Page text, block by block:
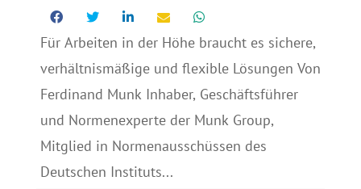
Für Arbeiten in der Höhe braucht es sichere,
verhältnismäßige und flexible Lösungen Von
Ferdinand Munk Inhaber, Geschäftsführer
und Normenexperte der Munk Group,
Mitglied in Normenausschüssen des
Deutschen Instituts...